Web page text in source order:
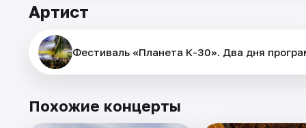
Артист
Фестиваль «Планета К-30». Два дня
Похожие концерты